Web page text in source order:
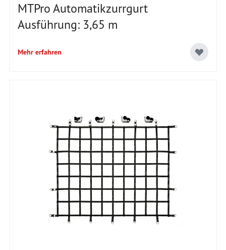
MTPro Automatikzurrgurt
Ausführung: 3,65 m
Mehr erfahren